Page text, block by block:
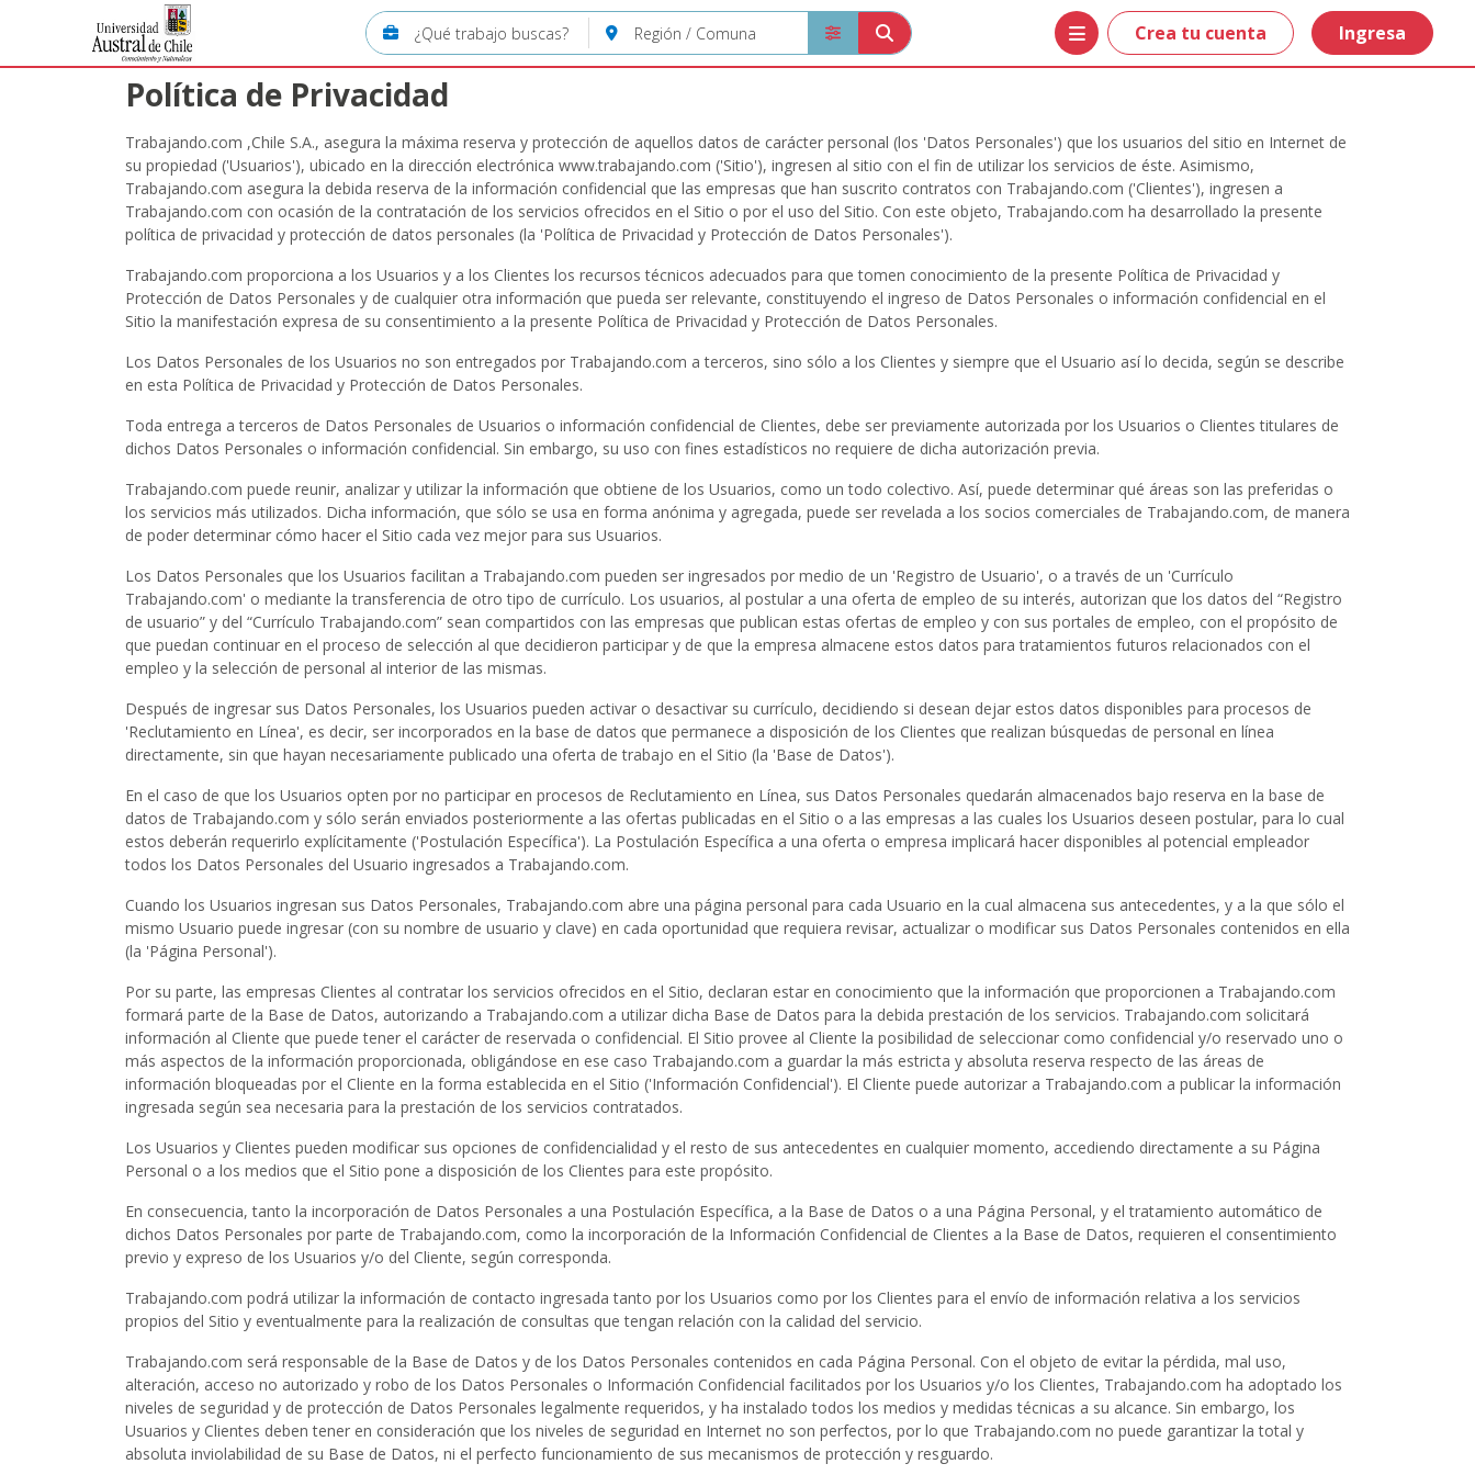
Crea tu cuenta Ingresa
Política de Privacidad
Trabajando.com ,Chile S.A., asegura la máxima reserva y protección de aquellos datos de carácter personal (los 'Datos Personales') que los usuarios del sitio en Internet de
su propiedad ('Usuarios'), ubicado en la dirección electrónica www.trabajando.com ('Sitio'), ingresen al sitio con el fin de utilizar los servicios de éste. Asimismo,
Trabajando.com asegura la debida reserva de la información confidencial que las empresas que han suscrito contratos con Trabajando.com ('Clientes'), ingresen a
Trabajando.com con ocasión de la contratación de los servicios ofrecidos en el Sitio o por el uso del Sitio. Con este objeto, Trabajando.com ha desarrollado la presente
política de privacidad y protección de datos personales (la 'Política de Privacidad y Protección de Datos Personales').
Trabajando.com proporciona a los Usuarios y a los Clientes los recursos técnicos adecuados para que tomen conocimiento de la presente Política de Privacidad y
Protección de Datos Personales y de cualquier otra información que pueda ser relevante, constituyendo el ingreso de Datos Personales o información confidencial en el
Sitio la manifestación expresa de su consentimiento a la presente Política de Privacidad y Protección de Datos Personales.
Los Datos Personales de los Usuarios no son entregados por Trabajando.com a terceros, sino sólo a los Clientes y siempre que el Usuario así lo decida, según se describe
en esta Política de Privacidad y Protección de Datos Personales.
Toda entrega a terceros de Datos Personales de Usuarios o información confidencial de Clientes, debe ser previamente autorizada por los Usuarios o Clientes titulares de
dichos Datos Personales o información confidencial. Sin embargo, su uso con fines estadísticos no requiere de dicha autorización previa.
Trabajando.com puede reunir, analizar y utilizar la información que obtiene de los Usuarios, como un todo colectivo. Así, puede determinar qué áreas son las preferidas o
los servicios más utilizados. Dicha información, que sólo se usa en forma anónima y agregada, puede ser revelada a los socios comerciales de Trabajando.com, de manera
de poder determinar cómo hacer el Sitio cada vez mejor para sus Usuarios.
Los Datos Personales que los Usuarios facilitan a Trabajando.com pueden ser ingresados por medio de un 'Registro de Usuario', o a través de un 'Currículo
Trabajando.com' o mediante la transferencia de otro tipo de currículo. Los usuarios, al postular a una oferta de empleo de su interés, autorizan que los datos del “Registro
de usuario” y del “Currículo Trabajando.com” sean compartidos con las empresas que publican estas ofertas de empleo y con sus portales de empleo, con el propósito de
que puedan continuar en el proceso de selección al que decidieron participar y de que la empresa almacene estos datos para tratamientos futuros relacionados con el
empleo y la selección de personal al interior de las mismas.
Después de ingresar sus Datos Personales, los Usuarios pueden activar o desactivar su currículo, decidiendo si desean dejar estos datos disponibles para procesos de
'Reclutamiento en Línea', es decir, ser incorporados en la base de datos que permanece a disposición de los Clientes que realizan búsquedas de personal en línea
directamente, sin que hayan necesariamente publicado una oferta de trabajo en el Sitio (la 'Base de Datos').
En el caso de que los Usuarios opten por no participar en procesos de Reclutamiento en Línea, sus Datos Personales quedarán almacenados bajo reserva en la base de
datos de Trabajando.com y sólo serán enviados posteriormente a las ofertas publicadas en el Sitio o a las empresas a las cuales los Usuarios deseen postular, para lo cual
estos deberán requerirlo explícitamente ('Postulación Específica'). La Postulación Específica a una oferta o empresa implicará hacer disponibles al potencial empleador
todos los Datos Personales del Usuario ingresados a Trabajando.com.
Cuando los Usuarios ingresan sus Datos Personales, Trabajando.com abre una página personal para cada Usuario en la cual almacena sus antecedentes, y a la que sólo el
mismo Usuario puede ingresar (con su nombre de usuario y clave) en cada oportunidad que requiera revisar, actualizar o modificar sus Datos Personales contenidos en ella
(la 'Página Personal').
Por su parte, las empresas Clientes al contratar los servicios ofrecidos en el Sitio, declaran estar en conocimiento que la información que proporcionen a Trabajando.com
formará parte de la Base de Datos, autorizando a Trabajando.com a utilizar dicha Base de Datos para la debida prestación de los servicios. Trabajando.com solicitará
información al Cliente que puede tener el carácter de reservada o confidencial. El Sitio provee al Cliente la posibilidad de seleccionar como confidencial y/o reservado uno o
más aspectos de la información proporcionada, obligándose en ese caso Trabajando.com a guardar la más estricta y absoluta reserva respecto de las áreas de
información bloqueadas por el Cliente en la forma establecida en el Sitio ('Información Confidencial'). El Cliente puede autorizar a Trabajando.com a publicar la información
ingresada según sea necesaria para la prestación de los servicios contratados.
Los Usuarios y Clientes pueden modificar sus opciones de confidencialidad y el resto de sus antecedentes en cualquier momento, accediendo directamente a su Página
Personal o a los medios que el Sitio pone a disposición de los Clientes para este propósito.
En consecuencia, tanto la incorporación de Datos Personales a una Postulación Específica, a la Base de Datos o a una Página Personal, y el tratamiento automático de
dichos Datos Personales por parte de Trabajando.com, como la incorporación de la Información Confidencial de Clientes a la Base de Datos, requieren el consentimiento
previo y expreso de los Usuarios y/o del Cliente, según corresponda.
Trabajando.com podrá utilizar la información de contacto ingresada tanto por los Usuarios como por los Clientes para el envío de información relativa a los servicios
propios del Sitio y eventualmente para la realización de consultas que tengan relación con la calidad del servicio.
Trabajando.com será responsable de la Base de Datos y de los Datos Personales contenidos en cada Página Personal. Con el objeto de evitar la pérdida, mal uso,
alteración, acceso no autorizado y robo de los Datos Personales o Información Confidencial facilitados por los Usuarios y/o los Clientes, Trabajando.com ha adoptado los
niveles de seguridad y de protección de Datos Personales legalmente requeridos, y ha instalado todos los medios y medidas técnicas a su alcance. Sin embargo, los
Usuarios y Clientes deben tener en consideración que los niveles de seguridad en Internet no son perfectos, por lo que Trabajando.com no puede garantizar la total y
absoluta inviolabilidad de su Base de Datos, ni el perfecto funcionamiento de sus mecanismos de protección y resguardo.